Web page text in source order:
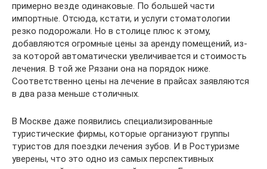
примерно везде одинаковые. По большей части
импортные. Отсюда, кстати, и услуги стоматологии
резко подорожали. Но в столице плюс к этому,
добавляются огромные цены за аренду помещений, из-
за которой автоматически увеличивается и стоимость
лечения. В той же Рязани она на порядок ниже.
Соответственно цены на лечение в прайсах заявляются
в два раза меньше столичных.
В Москве даже появились специализированные
туристические фирмы, которые организуют группы
туристов для поездки лечения зубов. И в Ростуризме
уверены, что это одно из самых перспективных